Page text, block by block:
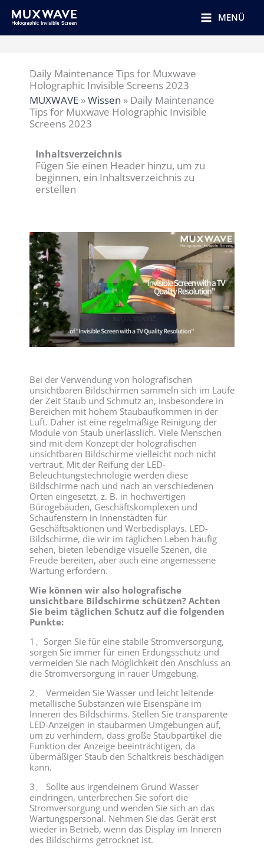
MENÜ
Daily Maintenance Tips for Muxwave
Holographic Invisible Screens 2023
MUXWAVE »Wissen » Daily Maintenance
Tips for Muxwave Holographic Invisible
Screens 2023
Inhaltsverzeichnis
Fügen Sie einen Header hinzu, um zu
beginnen, ein Inhaltsverzeichnis zu
erstellen
Bei der Verwendung von holografischen
unsichtbaren Bildschirmen sammeln sich im Laufe
der Zeit Staub und Schmutz an, insbesondere in
Bereichen mit hohem Staubaufkommen in der
Luft. Daher ist eine regelmäßige Reinigung der
Module von Staub unerlässlich. Viele Menschen
sind mit dem Konzept der holografischen
unsichtbaren Bildschirme vielleicht noch nicht
vertraut. Mit der Reifung der LED-
Beleuchtungstechnologie werden diese
Bildschirme nach und nach an verschiedenen
Orten eingesetzt, z. B. in hochwertigen
Bürogebäuden, Geschäftskomplexen und
Schaufenstern in Innenstädten für
Geschäftsaktionen und Werbedisplays. LED-
Bildschirme, die wir im täglichen Leben häufig
sehen, bieten lebendige visuelle Szenen, die
Freude bereiten, aber auch eine angemessene
Wartung erfordern.
Wie können wir also holografische
unsichtbare Bildschirme schützen? Achten
Sie beim täglichen Schutz auf die folgenden
Punkte:
1、Sorgen Sie für eine stabile Stromversorgung,
sorgen Sie immer für einen Erdungsschutz und
vermeiden Sie nach Möglichkeit den Anschluss an
die Stromversorgung in rauer Umgebung.
2、 Vermeiden Sie Wasser und leicht leitende
metallische Substanzen wie Eisenspäne im
Inneren des Bildschirms. Stellen Sie transparente
LED-Anzeigen in staubarmen Umgebungen auf,
um zu verhindern, dass große Staubpartikel die
Funktion der Anzeige beeinträchtigen, da
übermäßiger Staub den Schaltkreis beschädigen
kann.
3、 Sollte aus irgendeinem Grund Wasser
eindringen, unterbrechen Sie sofort die
Stromversorgung und wenden Sie sich an das
Wartungspersonal. Nehmen Sie das Gerät erst
wieder in Betrieb, wenn das Display im Inneren
des Bildschirms getrocknet ist.